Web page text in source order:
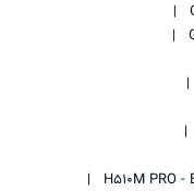
H510M PRO -